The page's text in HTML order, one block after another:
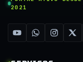
2021